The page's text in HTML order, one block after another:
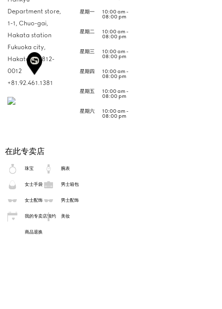
Department store,
1-1, Chuo-gai,
Hakata station
Fukuoka city,
Hakata-ku, 812-
0012
+81.92.461.1381
星期一 10:00 am -
08:00 pm
星期二 10:00 am -
08:00 pm
星期三 10:00 am -
08:00 pm
星期四 10:00 am -
08:00 pm
星期五 10:00 am -
08:00 pm
星期六 10:00 am -
08:00 pm
在此专卖店
珠宝 腕表
女士手袋 男士箱包
女士配饰 男士配饰
我的专卖店预约 美妆
商品退换